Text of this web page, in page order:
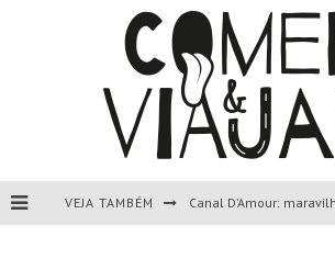
VEJA TAMBÉM